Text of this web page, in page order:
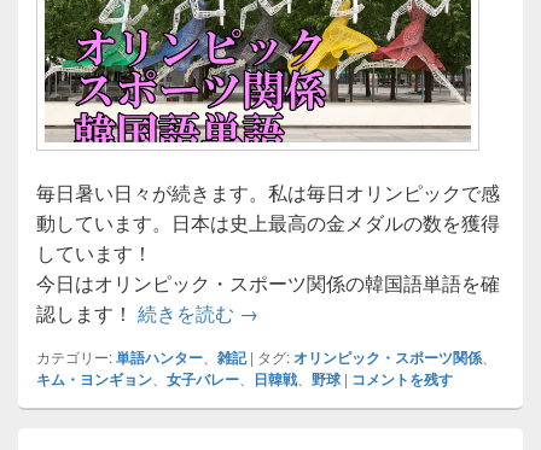
毎日暑い日々が続きます。私は毎日オリンピックで感
動しています。日本は史上最高の金メダルの数を獲得
しています！
今日はオリンピック・スポーツ関係の韓国語単語を確
認します！ 続きを読む 日韓野球もすぐ！オリンピック
→
カテゴリー:単語ハンター 雑記 | タグ:オリンピック・スポーツ関係
キム・ヨンギョン 女子バレー 日韓戦 野球 | コメントを残す